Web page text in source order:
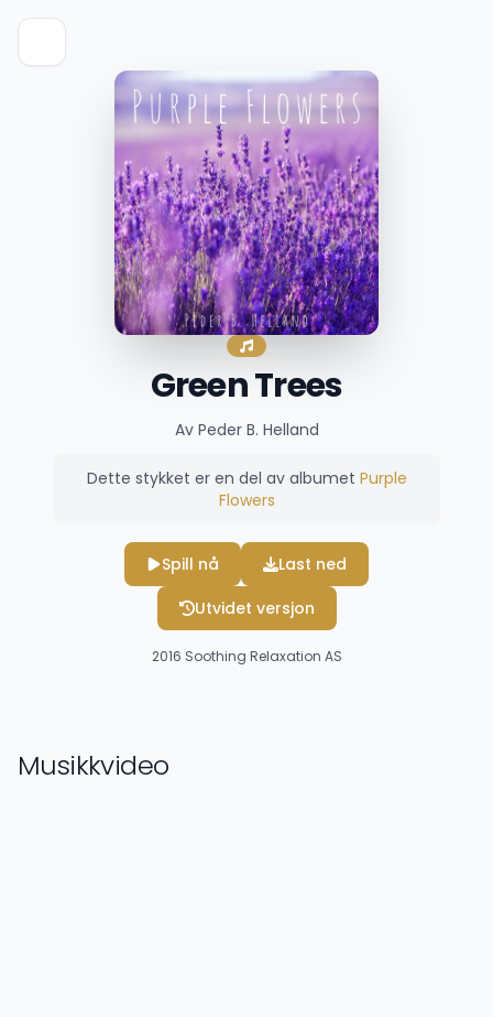
Green Trees
Av Peder B. Helland
Dette stykket er en del av albumet Purple
Flowers
Spill nå
Last ned
Utvidet versjon
2016 Soothing Relaxation AS
Musikkvideo